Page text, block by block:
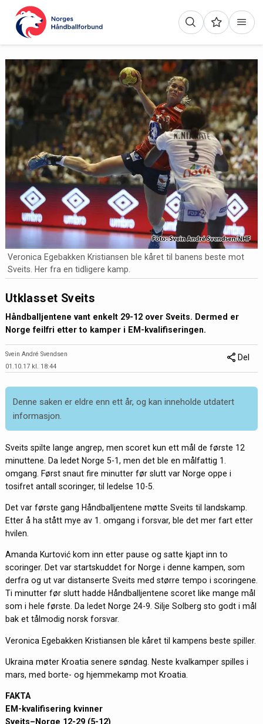
Veronica Egebakken Kristiansen ble kåret til banens beste mot
Sveits. Her fra en tidligere kamp.
Utklasset Sveits
Håndballjentene vant enkelt 29-12 over Sveits. Dermed er
Norge feilfri etter to kamper i EM-kvalifiseringen.
Svein André Svendsen
01.10.17 kl. 18:44
Del
Denne saken er eldre enn ett år, og kan inneholde utdatert
informasjon.
Sveits spilte lange angrep, men scoret kun ett mål de første 12
minuttene. Da ledet Norge 5-1, men det ble en målfattig 1.
omgang. Først snaut fire minutter før slutt var Norge oppe i
tosifret antall scoringer, til ledelse 10-5.
Det var første gang Håndballjentene møtte Sveits til landskamp.
Etter å ha stått mye av 1. omgang i forsvar, ble det mer fart etter
hvilen.
Amanda Kurtović kom inn etter pause og satte kjapt inn to
scoringer. Det var startskuddet for Norge i denne kampen, som
derfra og ut var distanserte Sveits med større tempo i scoringene.
Ti minutter før slutt hadde Håndballjentene scoret like mange mål
som i hele første. Da ledet Norge 24-9. Silje Solberg sto godt i mål
bak et tålmodig norsk forsvar.
Veronica Egebakken Kristiansen ble kåret til kampens beste spiller.
Ukraina møter Kroatia senere søndag. Neste kvalkamper spilles i
mars, med borte- og hjemmekamp mot Kroatia.
FAKTA
EM-kvalifisering kvinner
Sveits–Norge 12-29 (5-12)